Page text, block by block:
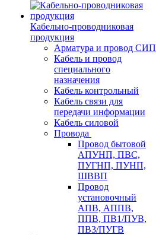
Кабельно-проводниковая
продукция
Арматура и провод СИП
Кабель и провод
специального
назначения
Кабель контрольный
Кабель связи для
передачи информации
Кабель силовой
Провода
Провод бытовой
АПУНП, ПВС,
ПУГНП, ПУНП,
ШВВП
Провод
установочный
АПВ, АППВ,
ППВ, ПВ1/ПУВ,
ПВ3/ПУГВ